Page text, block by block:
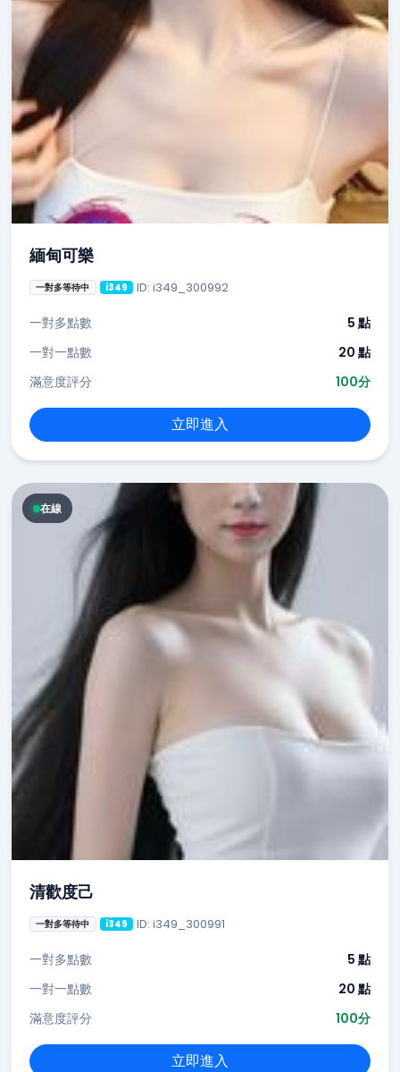
緬甸可樂
一對多等待中 i349 ID: i349_300992
一對多點數
5 點
一對一點數
20 點
滿意度評分
100分
立即進入
在線
清歡度己
一對多等待中 i349 ID: i349_300991
一對多點數
5 點
一對一點數
20 點
滿意度評分
100分
立即進入